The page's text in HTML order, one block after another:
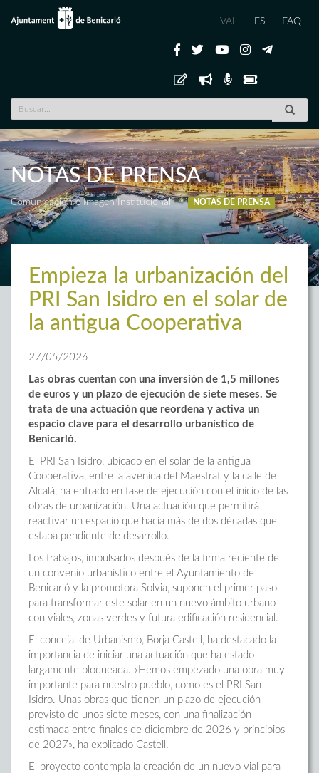
VAL ES FAQ
NOTAS DE PRENSA
Comunicación e Imagen Institucional NOTAS DE PRENSA
Empieza la urbanización del
PRI San Isidro en el solar de
la antigua Cooperativa
27/05/2026
Las obras cuentan con una inversión de 1,5 millones
de euros y un plazo de ejecución de siete meses. Se
trata de una actuación que reordena y activa un
espacio clave para el desarrollo urbanístico de
Benicarló.
El PRI San Isidro, ubicado en el solar de la antigua
Cooperativa, entre la avenida del Maestrat y la calle de
Alcalà, ha entrado en fase de ejecución con el inicio de las
obras de urbanización. Una actuación que permitirá
reactivar un espacio que hacía más de dos décadas que
estaba pendiente de desarrollo.
Los trabajos, impulsados después de la firma reciente de
un convenio urbanístico entre el Ayuntamiento de
Benicarló y la promotora Solvia, suponen el primer paso
para transformar este solar en un nuevo ámbito urbano
con viales, zonas verdes y futura edificación residencial.
El concejal de Urbanismo, Borja Castell, ha destacado la
importancia de iniciar una actuación que ha estado
largamente bloqueada. «Hemos empezado una obra muy
importante para nuestro pueblo, como es el PRI San
Isidro. Unas obras que tienen un plazo de ejecución
previsto de unos siete meses, con una finalización
estimada entre finales de diciembre de 2026 y principios
de 2027», ha explicado Castell.
El proyecto contempla la creación de un nuevo vial para